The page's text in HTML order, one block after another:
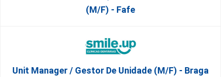
(M/F) - Fafe
Unit Manager / Gestor De Unidade (M/F) - Braga